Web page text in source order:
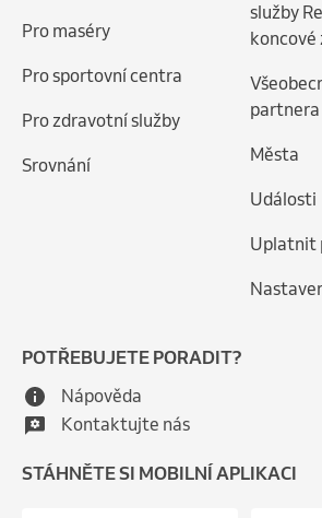
Pro maséry
Pro sportovní centra
Pro zdravotní služby
Srovnání
služby
koncové
partnera
Města
Události
Uplatnit
POTŘEBUJETE PORADIT?
Nápověda
Kontaktujte nás
STÁHNĚTE SI MOBILNÍ APLIKACI